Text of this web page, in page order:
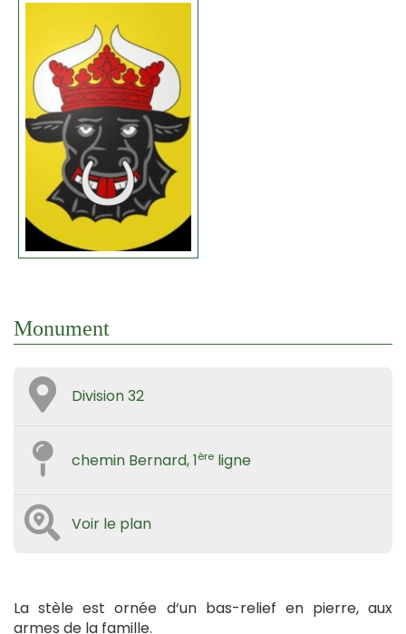
Monument
Division 32
chemin Bernard, 1ère ligne
Voir le plan
La stèle est ornée d‘un bas-relief en pierre, aux
armes de la famille.